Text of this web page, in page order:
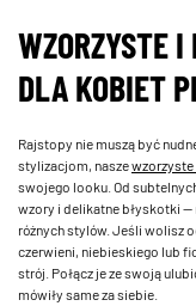
WZORZYSTE I
DLA KOBIET
Rajstopy nie muszą być
stylizacjom, nasze
swojego looku. Od
wzory i delikatne błyskotki
różnych stylów. Jeśli wolisz
czerwieni, niebieskiego lub
strój. Połącz je ze swoją
mówiły same za siebie.